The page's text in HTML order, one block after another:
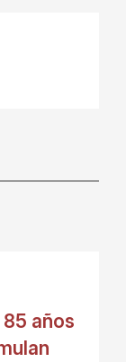
años